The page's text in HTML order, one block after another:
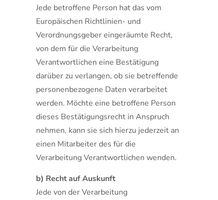
Jede betroffene Person hat das vom
Europäischen Richtlinien- und
Verordnungsgeber eingeräumte Recht,
von dem für die Verarbeitung
Verantwortlichen eine Bestätigung
darüber zu verlangen, ob sie betreffende
personenbezogene Daten verarbeitet
werden. Möchte eine betroffene Person
dieses Bestätigungsrecht in Anspruch
nehmen, kann sie sich hierzu jederzeit an
einen Mitarbeiter des für die
Verarbeitung Verantwortlichen wenden.
b) Recht auf Auskunft
Jede von der Verarbeitung